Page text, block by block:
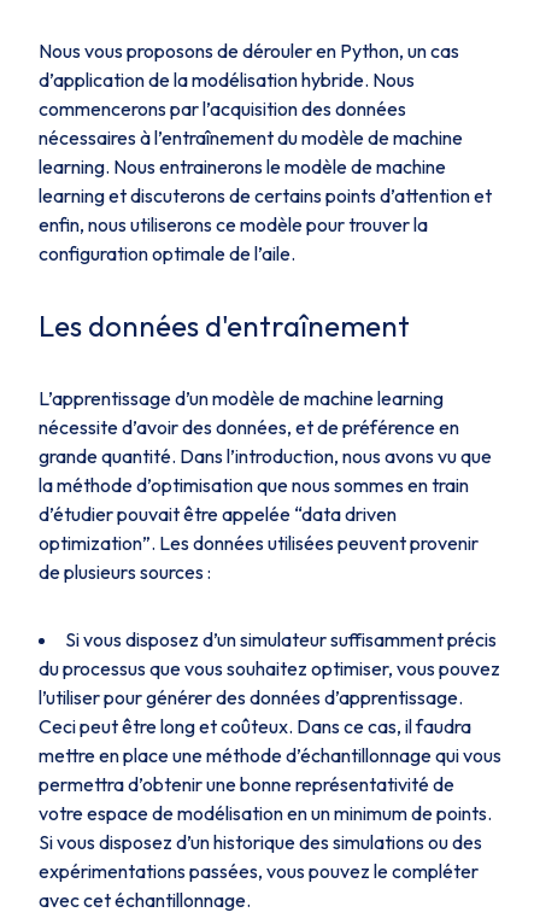
Nous vous proposons de dérouler en Python, un cas
d’application de la modélisation hybride. Nous
commencerons par l’acquisition des données
nécessaires à l’entraînement du modèle de machine
learning. Nous entrainerons le modèle de machine
learning et discuterons de certains points d’attention et
enfin, nous utiliserons ce modèle pour trouver la
configuration optimale de l’aile.
Les données d'entraînement
L’apprentissage d’un modèle de machine learning
nécessite d’avoir des données, et de préférence en
grande quantité. Dans l’introduction, nous avons vu que
la méthode d’optimisation que nous sommes en train
d’étudier pouvait être appelée “data driven
optimization”. Les données utilisées peuvent provenir
de plusieurs sources :
Si vous disposez d’un simulateur suffisamment précis
du processus que vous souhaitez optimiser, vous pouvez
l’utiliser pour générer des données d’apprentissage.
Ceci peut être long et coûteux. Dans ce cas, il faudra
mettre en place une méthode d’échantillonnage qui vous
permettra d’obtenir une bonne représentativité de
votre espace de modélisation en un minimum de points.
Si vous disposez d’un historique des simulations ou des
expérimentations passées, vous pouvez le compléter
avec cet échantillonnage.